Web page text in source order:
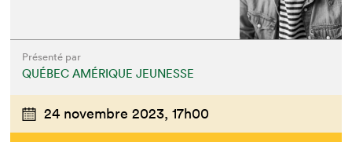
Présenté par
QUÉBEC AMÉRIQUE JEUNESSE
24 novembre 2023, 17h00